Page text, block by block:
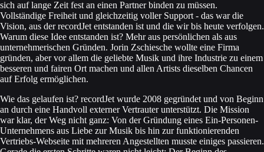
sich auf lange Zeit fest an einen Partner binden zu müssen.
Vollständige Freiheit und gleichzeitig voller Support - das war die
Vision, aus der recordJet entstanden ist und die wir bis heute verfolgen.
Warum diese Idee entstanden ist? Mehr aus persönlichen als aus
unternehmerischen Gründen. Jorin Zschiesche wollte eine Firma
gründen, aber vor allem die geliebte Musik und ihre Industrie zu einem
besseren und fairen Ort machen und allen Artists dieselben Chancen
auf Erfolg ermöglichen.
Wie das gelaufen ist? recordJet wurde 2008 gegründet und von Beginn
an durch eine Handvoll externer Vertrauter unterstützt. Die Mission
war klar, der Weg nicht ganz: Von der Gründung eines Ein-Personen-
Unternehmens aus Liebe zur Musik bis hin zur funktionierenden
Vertriebs-Webseite mit mehreren Angestellten musste einiges passieren.